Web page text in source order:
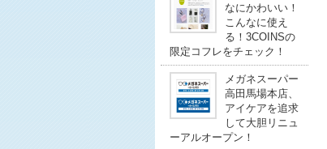
なにかわいい！
こんなに使え
る！3COINSの
限定コフレをチェック！
メガネスーパー
高田馬場本店、
アイケアを追求
して大胆リニュ
ーアルオープン！